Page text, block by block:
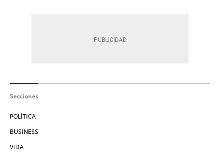
Secciones
POLÍTICA
BUSINESS
VIDA